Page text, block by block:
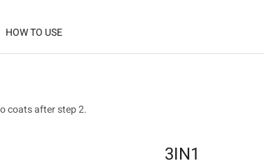
HOW TO USE
coats after step 2.
3IN1